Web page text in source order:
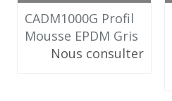
CADM1000G Profil
Mousse EPDM Gris
Nous consulter